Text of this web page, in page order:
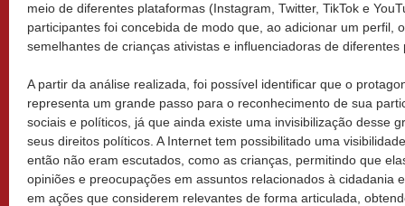
meio de diferentes plataformas (Instagram, Twitter, TikTok e
participantes foi concebida de modo que, ao adicionar um perfil,
semelhantes de crianças ativistas e influenciadoras de diferentes
A partir da análise realizada, foi possível identificar que o
representa um grande passo para o reconhecimento de sua
sociais e políticos, já que ainda existe uma invisibilização desse
seus direitos políticos. A Internet tem possibilitado uma
então não eram escutados, como as crianças, permitindo que
opiniões e preocupações em assuntos relacionados à cidadania
em ações que considerem relevantes de forma articulada,